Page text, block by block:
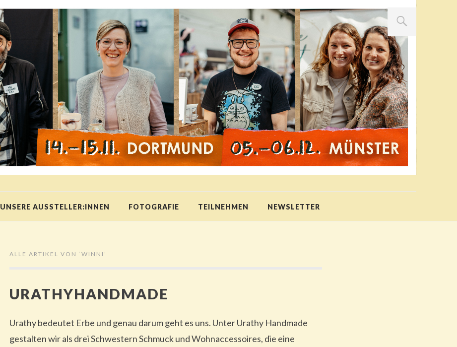
UNSERE AUSSTELLER:INNEN FOTOGRAFIE TEILNEHMEN NEWSLETTER
ALLE ARTIKEL VON ‘ WINNI ’
URATHYHANDMADE
Urathy bedeutet Erbe und genau darum geht es uns. Unter Urathy Handmade
gestalten wir als drei Schwestern Schmuck und Wohnaccessoires, die eine